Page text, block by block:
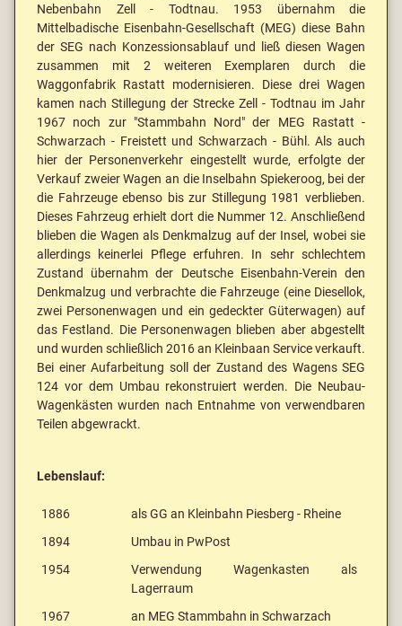
Nebenbahn Zell - Todtnau. 1953 übernahm die
Mittelbadische Eisenbahn-Gesellschaft (MEG) diese Bahn
der SEG nach Konzessionsablauf und ließ diesen Wagen
zusammen mit 2 weiteren Exemplaren durch die
Waggonfabrik Rastatt modernisieren. Diese drei Wagen
kamen nach Stillegung der Strecke Zell - Todtnau im Jahr
1967 noch zur "Stammbahn Nord" der MEG Rastatt -
Schwarzach - Freistett und Schwarzach - Bühl. Als auch
hier der Personenverkehr eingestellt wurde, erfolgte der
Verkauf zweier Wagen an die Inselbahn Spiekeroog, bei der
die Fahrzeuge ebenso bis zur Stillegung 1981 verblieben.
Dieses Fahrzeug erhielt dort die Nummer 12. Anschließend
blieben die Wagen als Denkmalzug auf der Insel, wobei sie
allerdings keinerlei Pflege erfuhren. In sehr schlechtem
Zustand übernahm der Deutsche Eisenbahn-Verein den
Denkmalzug und verbrachte die Fahrzeuge (eine Diesellok,
zwei Personenwagen und ein gedeckter Güterwagen) auf
das Festland. Die Personenwagen blieben aber abgestellt
und wurden schließlich 2016 an Kleinbaan Service verkauft.
Bei einer Aufarbeitung soll der Zustand des Wagens SEG
124 vor dem Umbau rekonstruiert werden. Die Neubau-
Wagenkästen wurden nach Entnahme von verwendbaren
Teilen abgewrackt.
Lebenslauf:
1886
als GG an Kleinbahn Piesberg - Rheine
1894
Umbau in PwPost
1954
Verwendung Wagenkasten als
Lagerraum
1967
an MEG Stammbahn in Schwarzach